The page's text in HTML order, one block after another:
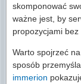
skomponować
ważne jest, by
propozycjami bez
Warto spojrzeć
sposób
immerion